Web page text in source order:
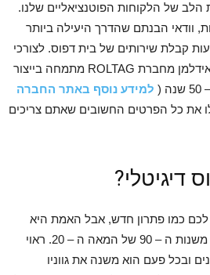
הלב של הלקוחות הפוטנציאליים שלנו.
וודאי הבנתם שהדרך היעילה ביותר
קבלת שירותים של בית דפוס. לצורכי
הכתבה התייעצנו עם מאיר אידלמן מחברת ROLTAG מתמחה בייצור
(
למידע נוסף באתר החברה
את כל הפרטים החשובים שאתם צריכים
דיגיטלי?
לכם כמו פתרון חדש, אבל האמת היא
שמדובר בפתרון שקיים כבר משנות ה – 90 של המאה ה – 20. ראוי
ובכל פעם הוא משנה את גווניו